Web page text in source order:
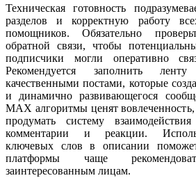
Техническая готовность
разделов и корректную работу
помощников. Обязательно
обратной связи, чтобы
подписчики могли оперативно
Рекомендуется заполнить
качественными постами, которые
и динамично развивающегося
MAX алгоритмы ценят вовлеченность,
продумать систему
комментарии и реакции.
ключевых слов в описании
платформы чаще
заинтересованным лицам.